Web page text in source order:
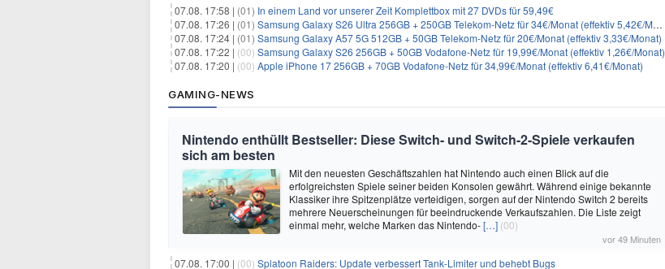
07.08. 17:58 | (01) In einem Land vor unserer Zeit Komplettbox mit 27 DVDs für 59,49€
07.08. 17:26 | (01) Samsung Galaxy S26 Ultra 256GB + 250GB Telekom-Netz für 34€/Monat (effektiv 5,42€/Monat)
07.08. 17:24 | (01) Samsung Galaxy A57 5G 512GB + 50GB Telekom-Netz für 20€/Monat (effektiv 3,33€/Monat)
07.08. 17:22 | (00) Samsung Galaxy S26 256GB + 50GB Vodafone-Netz für 19,99€/Monat (effektiv 1,26€/Monat)
07.08. 17:20 | (00) Apple iPhone 17 256GB + 70GB Vodafone-Netz für 34,99€/Monat (effektiv 6,41€/Monat)
GAMING-NEWS
Nintendo enthüllt Bestseller: Diese Switch- und Switch-2-Spiele verkaufen
sich am besten
Mit den neuesten Geschäftszahlen hat Nintendo auch einen Blick auf die
erfolgreichsten Spiele seiner beiden Konsolen gewährt. Während einige bekannte
Klassiker ihre Spitzenplätze verteidigen, sorgen auf der Nintendo Switch 2 bereits
mehrere Neuerscheinungen für beeindruckende Verkaufszahlen. Die Liste zeigt
einmal mehr, welche Marken das Nintendo-[…] (00)
vor 49 Minuten
07.08. 17:00 | (00) Splatoon Raiders: Update verbessert Tank-Limiter und behebt Bugs